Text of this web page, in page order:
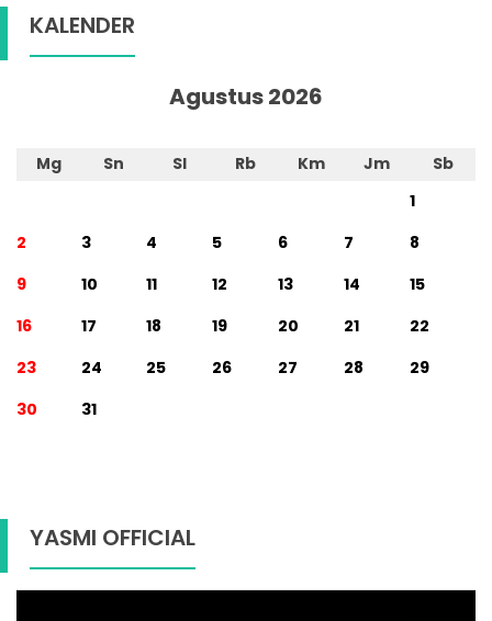
KALENDER
Agustus 2026
Mg Sn Sl Rb Km Jm
Sb
1
2
3 4 5 6 7
8
9
10 11 12 13 14
15
16
17 18 19 20 21
22
23
24 25 26 27 28
29
30
31
YASMI OFFICIAL